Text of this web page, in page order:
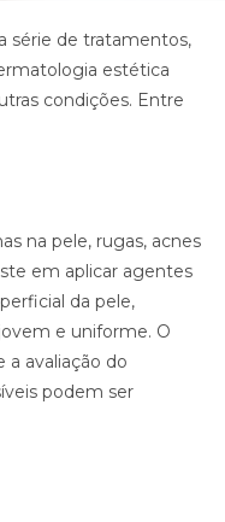
série de tratamentos,
estética
condições. Entre
na pele, rugas, acnes
em aplicar agentes
da pele,
e uniforme. O
a avaliação do
podem ser